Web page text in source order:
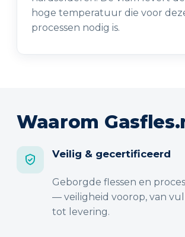
hoge temperatuur die voor
processen nodig is.
Waarom
Veilig & gecertificeerd
Geborgde flessen en
— veiligheid voorop, van
tot levering.